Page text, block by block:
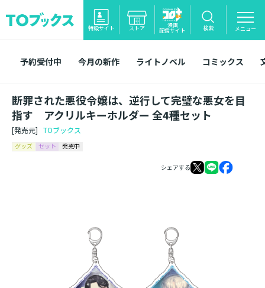
特設サイト ストア 漫画
配信サイト 検索 メニュー
予約受付中 今月の新作 ライトノベル コミックス
断罪された悪役令嬢は、逆行して完璧な悪女を目
指す アクリルキーホルダー 全4種セット
[発売元] TOブックス
グッズ セット 発売中
シェアする